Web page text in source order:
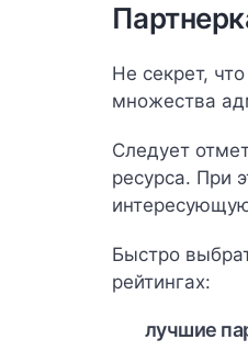
Не секрет,
множества
Следует
ресурса. При
Быстро
рейтингах:
лучшие